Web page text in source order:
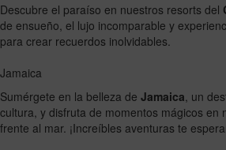
Descubre el paraíso en nuestros resorts del
de ensueño, el lujo incomparable y
para crear recuerdos inolvidables.
Jamaica
Sumérgete en la belleza de Jamaica , un
cultura, y disfruta de momentos mágicos en
frente al mar. ¡Increíbles aventuras te